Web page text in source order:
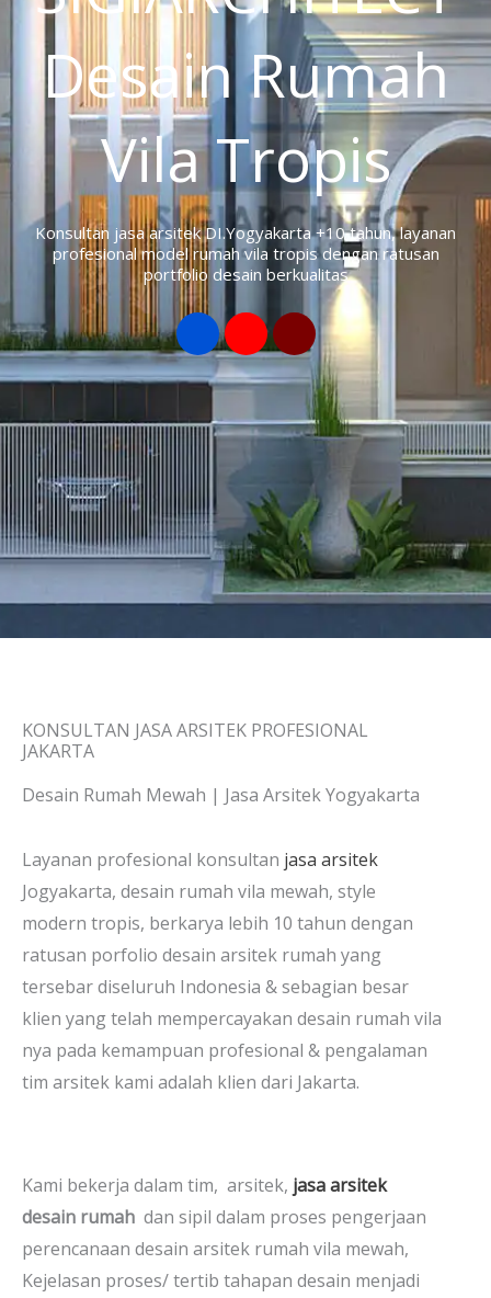
Desain Rumah
Vila Tropis
Konsultan jasa arsitek DI.Yogyakarta +10 tahun, layanan
profesional model rumah vila tropis dengan ratusan
portfolio desain berkualitas
KONSULTAN JASA ARSITEK PROFESIONAL
JAKARTA
Desain Rumah Mewah | Jasa Arsitek Yogyakarta
Layanan profesional konsultan jasa arsitek
Jogyakarta, desain rumah vila mewah, style
modern tropis, berkarya lebih 10 tahun dengan
ratusan porfolio desain arsitek rumah yang
tersebar diseluruh Indonesia & sebagian besar
klien yang telah mempercayakan desain rumah vila
nya pada kemampuan profesional & pengalaman
tim arsitek kami adalah klien dari Jakarta.
Kami bekerja dalam tim, arsitek, jasa arsitek
desain rumah dan sipil dalam proses pengerjaan
perencanaan desain arsitek rumah vila mewah,
Kejelasan proses/ tertib tahapan desain menjadi